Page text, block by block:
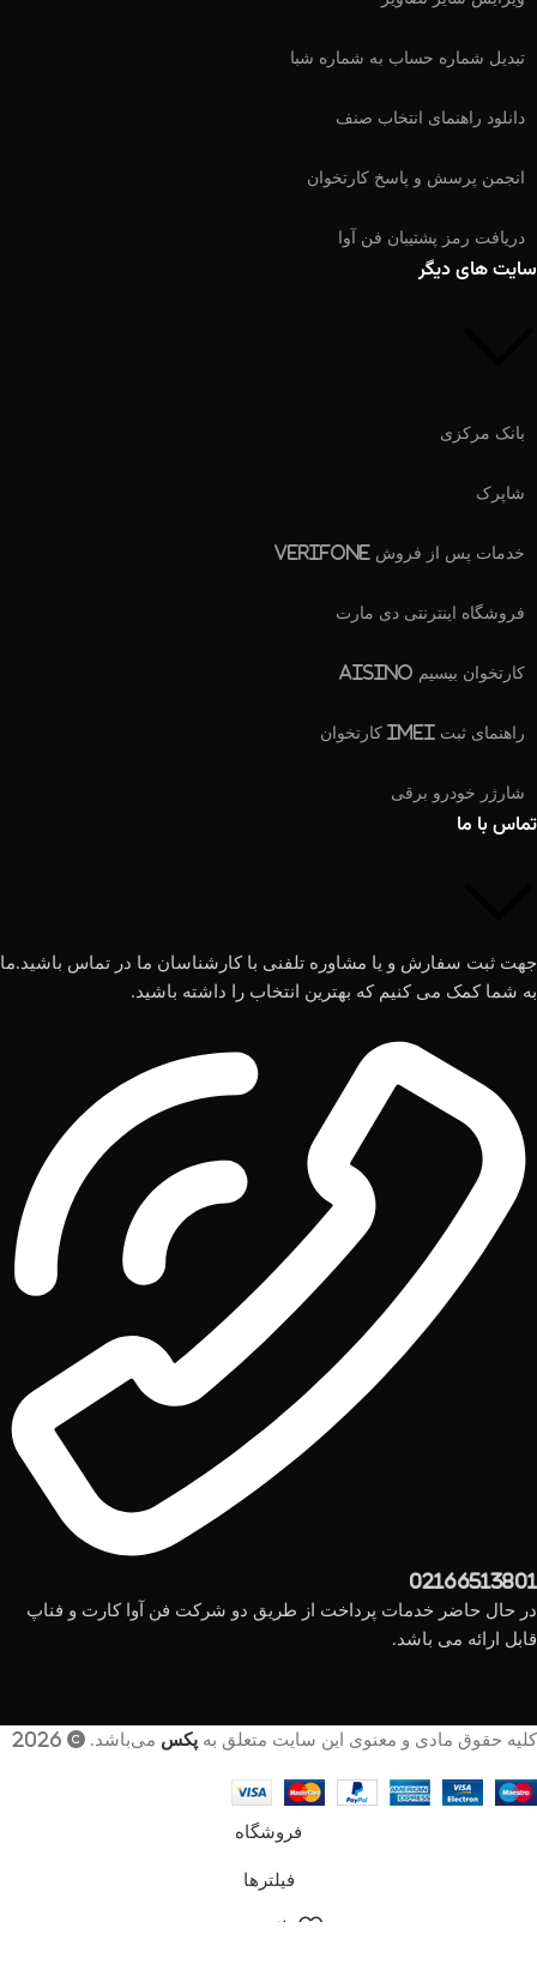
تبدیل شماره حساب به شماره شبا
دانلود راهنمای انتخاب صنف
انجمن پرسش و پاسخ کارتخوان
دریافت رمز پشتیبان فن آوا
سایت های دیگر
بانک مرکزی
شاپرک
خدمات پس از فروش Verifone
فروشگاه اینترنتی دی مارت
کارتخوان بیسیم Aisino
راهنمای ثبت IMEI کارتخوان
شارژر خودرو برقی
تماس با ما
جهت ثبت سفارش و یا مشاوره تلفنی با کارشناسان ما در تماس باشید.ما
به شما کمک می کنیم که بهترین انتخاب را داشته باشید.
02166513801
در حال حاضر خدمات پرداخت از طریق دو شرکت فن آوا کارت و فناپ
قابل ارائه می باشد.
کلیه حقوق مادی و معنوی این سایت متعلق به پکس می‌باشد. © 2026
فروشگاه
فیلترها
علاقه مندی